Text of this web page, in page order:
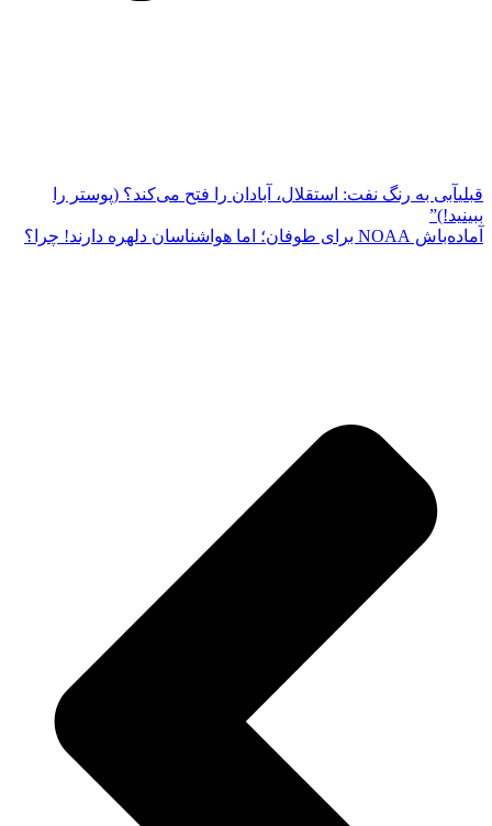
قبلیآبی به رنگ نفت: استقلال، آبادان را فتح می‌کند؟ (پوستر را
ببینید!)”
آماده‌باش NOAA برای طوفان؛ اما هواشناسان دلهره دارند! چرا؟